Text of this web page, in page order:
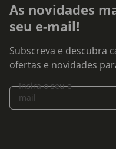
As novidades
seu e-mail!
Subscreva e descubra
ofertas e novidades
Insira o seu e-
mail